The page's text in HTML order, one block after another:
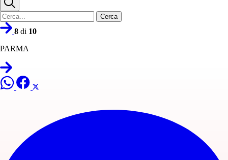
Cerca
8 di 10
PARMA